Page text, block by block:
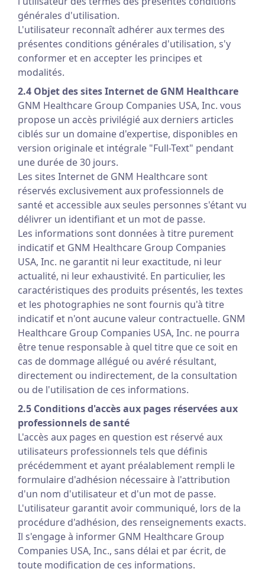
générales d'utilisation.
L'utilisateur reconnaît adhérer aux termes des
présentes conditions générales d'utilisation, s'y
conformer et en accepter les principes et
modalités.
2.4 Objet des sites Internet de GNM Healthcare
GNM Healthcare Group Companies USA, Inc. vous
propose un accès privilégié aux derniers articles
ciblés sur un domaine d'expertise, disponibles en
version originale et intégrale "Full-Text" pendant
une durée de 30 jours.
Les sites Internet de GNM Healthcare sont
réservés exclusivement aux professionnels de
santé et accessible aux seules personnes s'étant vu
délivrer un identifiant et un mot de passe.
Les informations sont données à titre purement
indicatif et GNM Healthcare Group Companies
USA, Inc. ne garantit ni leur exactitude, ni leur
actualité, ni leur exhaustivité. En particulier, les
caractéristiques des produits présentés, les textes
et les photographies ne sont fournis qu'à titre
indicatif et n'ont aucune valeur contractuelle. GNM
Healthcare Group Companies USA, Inc. ne pourra
être tenue responsable à quel titre que ce soit en
cas de dommage allégué ou avéré résultant,
directement ou indirectement, de la consultation
ou de l'utilisation de ces informations.
2.5 Conditions d'accès aux pages réservées aux
professionnels de santé
L'accès aux pages en question est réservé aux
utilisateurs professionnels tels que définis
précédemment et ayant préalablement rempli le
formulaire d'adhésion nécessaire à l'attribution
d'un nom d'utilisateur et d'un mot de passe.
L'utilisateur garantit avoir communiqué, lors de la
procédure d'adhésion, des renseignements exacts.
Il s'engage à informer GNM Healthcare Group
Companies USA, Inc., sans délai et par écrit, de
toute modification de ces informations.